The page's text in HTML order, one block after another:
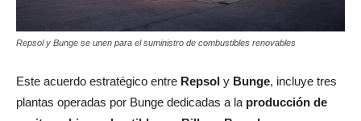
Repsol y Bunge se unen para el suministro de combustibles renovables
Este acuerdo estratégico entre Repsol y Bunge, incluye tres
plantas operadas por Bunge dedicadas a la producción de